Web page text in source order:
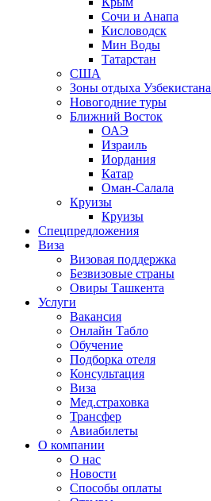
Сочи и Анапа
Кисловодск
Мин Воды
Татарстан
США
Зоны отдыха Узбекистана
Новогодние туры
Ближний Восток
ОАЭ
Израиль
Иордания
Катар
Оман-Салала
Круизы
Круизы
Спецпредложения
Виза
Визовая поддержка
Безвизовые страны
Овиры Ташкента
Услуги
Вакансия
Онлайн Табло
Обучение
Подборка отеля
Консультация
Виза
Мед.страховка
Трансфер
Авиабилеты
О компании
О нас
Новости
Способы оплаты